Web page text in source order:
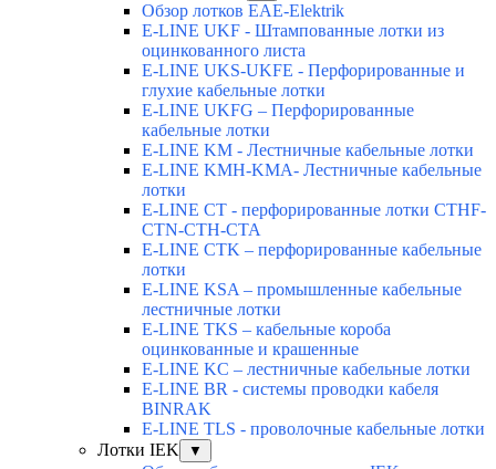
Обзор лотков EAE-Elektrik
E-LINE UKF - Штампованные лотки из
оцинкованного листа
E-LINE UKS-UKFE - Перфорированные и
глухие кабельные лотки
E-LINE UKFG – Перфорированные
кабельные лотки
E-LINE KM - Лестничные кабельные лотки
E-LINE KMH-KMA- Лестничные кабельные
лотки
E-LINE CT - перфорированные лотки CTHF-
CTN-CTH-CTA
E-LINE CTK – перфорированные кабельные
лотки
E-LINE KSA – промышленные кабельные
лестничные лотки
E-LINE TKS – кабельные короба
оцинкованные и крашенные
E-LINE KC – лестничные кабельные лотки
E-LINE BR - системы проводки кабеля
BINRAK
E-LINE TLS - проволочные кабельные лотки
Лотки IEK
▼